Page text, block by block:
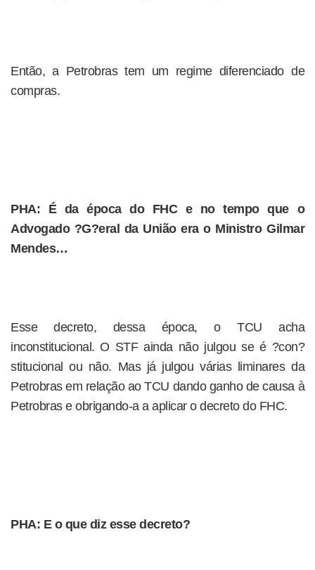
Então, a Petrobras tem um regime diferenciado de
compras.
PHA: É da época do FHC e no tempo que o
Advogado ?G?eral da União era o Ministro Gilmar
Mendes…
Esse decreto, dessa época, o TCU acha
inconstitucional. O STF ainda não julgou se é ?con?
stitucional ou não. Mas já julgou várias liminares da
Petrobras em relação ao TCU dando ganho de causa à
Petrobras e obrigando-a a aplicar o decreto do FHC.
PHA: E o que diz esse decreto?